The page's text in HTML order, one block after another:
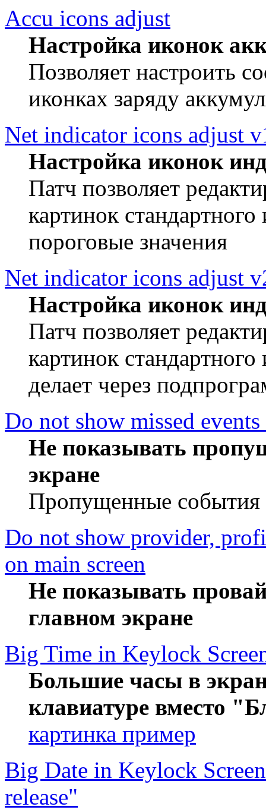
Accu icons adjust
Настройка иконок
Позволяет настроить
иконках заряду
Net indicator icons adjust
Настройка иконок
Патч позволяет
картинок
пороговые значения
Net indicator icons adjust
Настройка иконок
Патч позволяет
картинок
делает через
Do not show missed
Не показывать
экране
Пропущенные события
Do not show provider,
on main screen
Не показывать
главном экране
Big Time in Keylock
Большие часы в
клавиатуре вместо
картинка пример
Big Date in Keylock
release"